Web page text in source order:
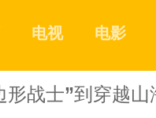
电视 电影
形战士”到穿越